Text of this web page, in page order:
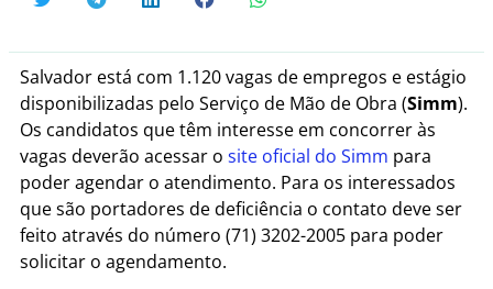
Salvador está com 1.120vagas de empregos e estágio
disponibilizadas pelo Serviço de Mão de Obra (Simm).
Os candidatos que têm interesse em concorrer às
vagas deverão acessar o site oficial do Simm para
poder agendar o atendimento. Para os interessados
que são portadores de deficiência o contato deve ser
feito através do número (71) 3202-2005 para poder
solicitar o agendamento.